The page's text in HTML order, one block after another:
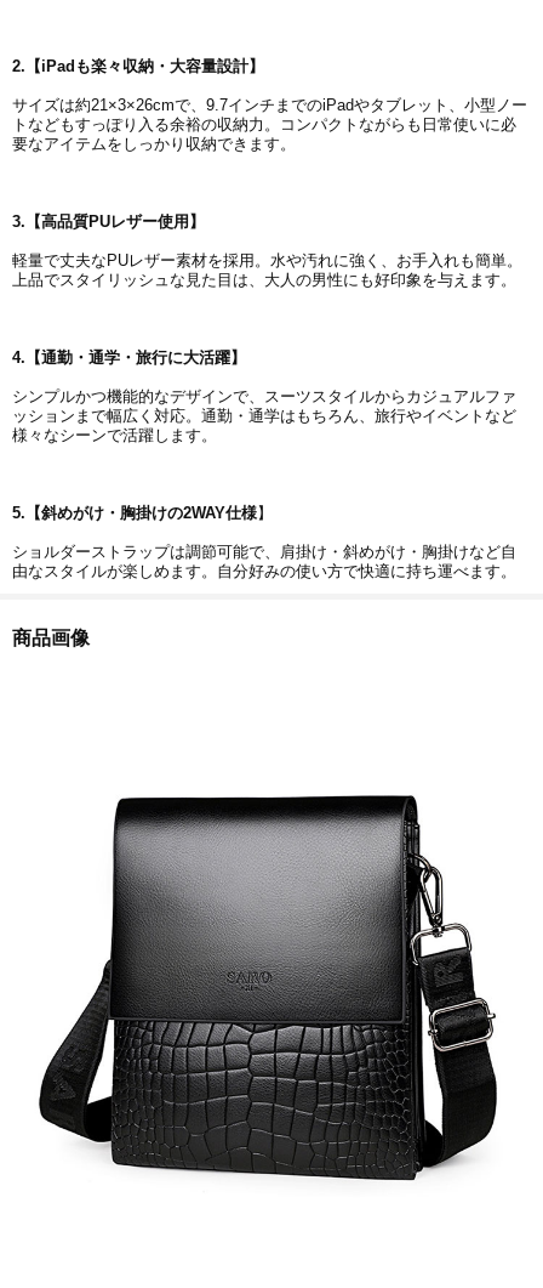
2. 【iPad も楽々収納・大容量設計】
サイズは約21×3×26cmで、9.7インチまでのiPadやタブレット、小型ノー
トなどもすっぽり入る余裕の収納力。コンパクトながらも日常使いに必
要なアイテムをしっかり収納できます。
3. 【高品質PUレザー使用】
軽量で丈夫なPUレザー素材を採用。水や汚れに強く、お手入れも簡単。
上品でスタイリッシュな見た目は、大人の男性にも好印象を与えます。
4. 【通勤・通学・旅行に大活躍】
シンプルかつ機能的なデザインで、スーツスタイルからカジュアルファ
ッションまで幅広く対応。通勤・通学はもちろん、旅行やイベントなど
様々なシーンで活躍します。
5. 【斜めがけ・胸掛けの2WAY仕様】
ショルダーストラップは調節可能で、肩掛け・斜めがけ・胸掛けなど自
由なスタイルが楽しめます。自分好みの使い方で快適に持ち運べます。
商品画像